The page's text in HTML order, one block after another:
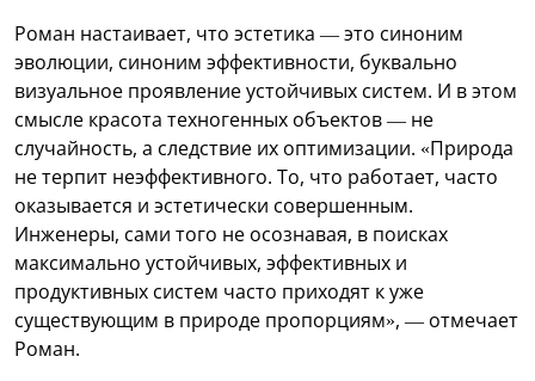
Роман настаивает, что эстетика — это синоним
эволюции, синоним эффективности, буквально
визуальное проявление устойчивых систем. И в этом
смысле красота техногенных объектов — не
случайность, а следствие их оптимизации. «Природа
не терпит неэффективного. То, что работает, часто
оказывается и эстетически совершенным.
Инженеры, сами того не осознавая, в поисках
максимально устойчивых, эффективных и
продуктивных систем часто приходят к уже
существующим в природе пропорциям», — отмечает
Роман.